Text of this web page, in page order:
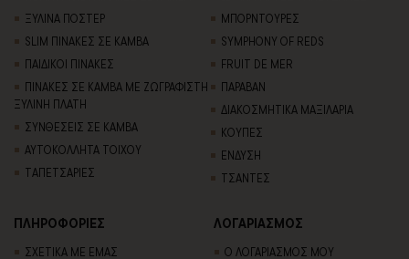
ΞΥΛΙΝΑ ΠΟΣΤΕΡ
SLIM ΠΙΝΑΚΕΣ ΣΕ ΚΑΜΒΑ
ΠΑΙΔΙΚΟΙ ΠΙΝΑΚΕΣ
ΠΙΝΑΚΕΣ ΣΕ ΚΑΜΒΑ ΜΕ ΖΩΓΡΑΦΙΣΤΗ
ΞΥΛΙΝΗ ΠΛΑΤΗ
ΣΥΝΘΕΣΕΙΣ ΣΕ ΚΑΜΒΑ
ΑΥΤΟΚΟΛΛΗΤΑ ΤΟΙΧΟΥ
TΑΠΕΤΣΑΡΙΕΣ
ΜΠΟΡΝΤΟΥΡΕΣ
SYMPHONY OF REDS
FRUIT DE MER
ΠΑΡΑΒΑΝ
ΔΙΑΚΟΣΜΗΤΙΚΑ ΜΑΞΙΛΑΡΙΑ
ΚΟΥΠΕΣ
ΕΝΔΥΣΗ
ΤΣΑΝΤΕΣ
ΠΛΗΡΟΦΟΡΙΕΣ
ΣΧΕΤΙΚΑ ΜΕ ΕΜΑΣ
ΛΟΓΑΡΙΑΣΜΟΣ
Ο ΛΟΓΑΡΙΑΣΜΟΣ ΜΟΥ